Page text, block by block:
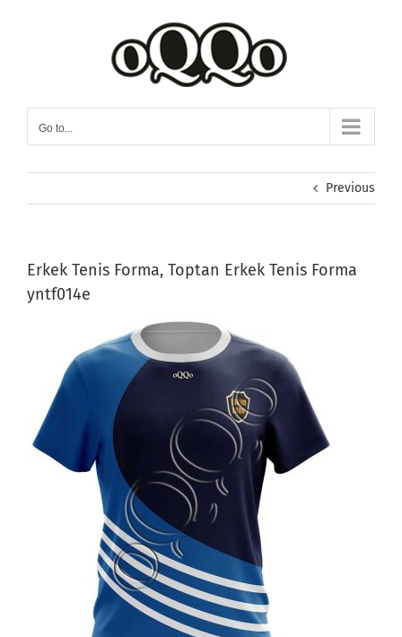
Go to...
Previous
Erkek Tenis Forma, Toptan Erkek Tenis Forma
yntf014e